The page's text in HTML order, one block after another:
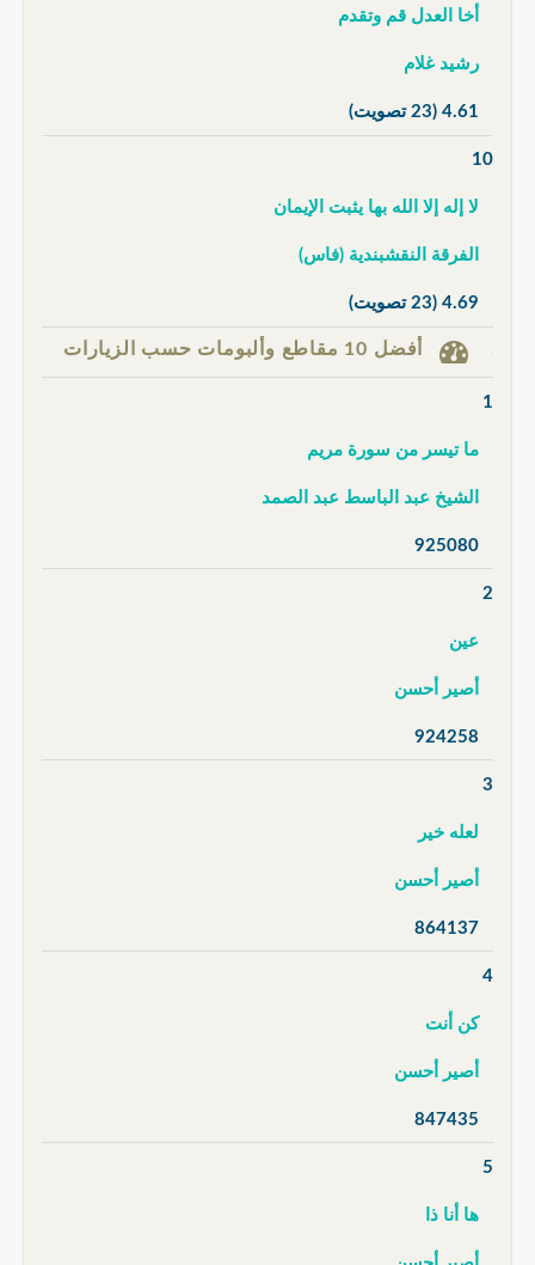
أخا العدل قم وتقدم
رشيد غلام
4.61 (23 تصويت)
10
لا إله إلا الله بها يثبت الإيمان
الفرقة النقشبندية (فاس)
4.69 (23 تصويت)
أفضل 10 مقاطع وألبومات حسب الزيارات
1
ما تيسر من سورة مريم
الشيخ عبد الباسط عبد الصمد
925080
2
عين
أصير أحسن
924258
3
لعله خير
أصير أحسن
864137
4
كن أنت
أصير أحسن
847435
5
ها أنا ذا